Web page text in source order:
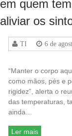
em quem
aliviar os
TI 6 de
“Manter o corpo
como mãos, pés e
rigidez”, alerta o
das temperaturas,
ainda…
Ler mais